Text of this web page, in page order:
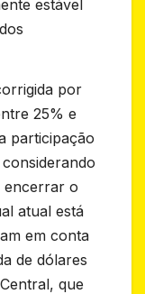
estável
por
25% e
participação
encerrar o
atual está
em conta
de dólares
que